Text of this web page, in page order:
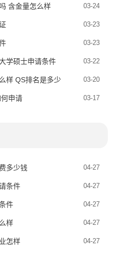
含金量怎么样 03-24
03-23
03-23
学硕士申请条件 03-22
样 QS排名是多少 03-20
申请 03-17
多少钱 04-27
条件 04-27
件 04-27
样 04-27
怎样 04-27